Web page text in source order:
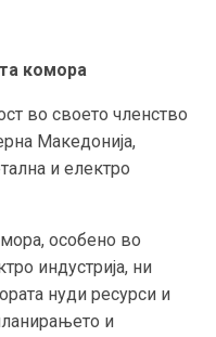
комора
во своето членство
Македонија,
и електро
особено во
индустрија, ни
нуди ресурси и
и